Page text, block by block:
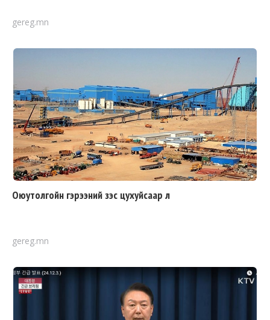
gereg.mn
Оюутолгойн гэрээний зэс цухуйсаар л
gereg.mn